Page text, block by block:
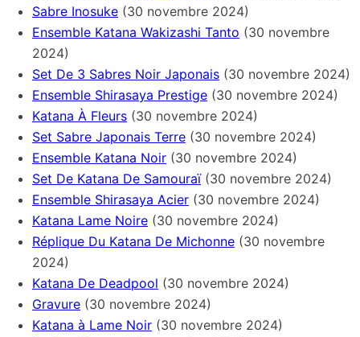
Sabre Inosuke (30 novembre 2024)
Ensemble Katana Wakizashi Tanto (30 novembre
2024)
Set De 3 Sabres Noir Japonais (30 novembre 2024)
Ensemble Shirasaya Prestige (30 novembre 2024)
Katana À Fleurs (30 novembre 2024)
Set Sabre Japonais Terre (30 novembre 2024)
Ensemble Katana Noir (30 novembre 2024)
Set De Katana De Samouraï (30 novembre 2024)
Ensemble Shirasaya Acier (30 novembre 2024)
Katana Lame Noire (30 novembre 2024)
Réplique Du Katana De Michonne (30 novembre
2024)
Katana De Deadpool (30 novembre 2024)
Gravure (30 novembre 2024)
Katana à Lame Noir (30 novembre 2024)